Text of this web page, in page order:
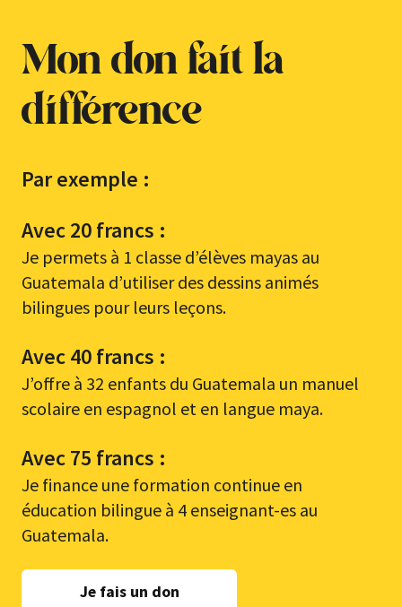
Mon don fait la
différence
Par exemple :
Avec 20 francs :
Je permets à 1 classe d’élèves mayas au
Guatemala d’utiliser des dessins animés
bilingues pour leurs leçons.
Avec 40 francs :
J’offre à 32 enfants du Guatemala un manuel
scolaire en espagnol et en langue maya.
Avec 75 francs :
Je finance une formation continue en
éducation bilingue à 4 enseignant-es au
Guatemala.
Je fais un don